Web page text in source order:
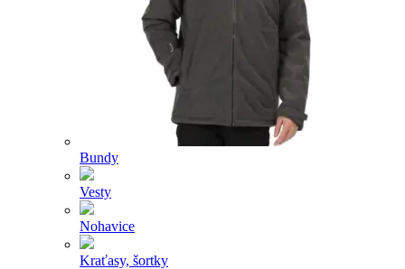
Bundy
Vesty
Nohavice
Kraťasy, šortky